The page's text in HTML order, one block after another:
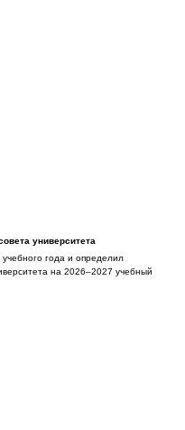
университета
года и определил
на 2026–2027 учебный